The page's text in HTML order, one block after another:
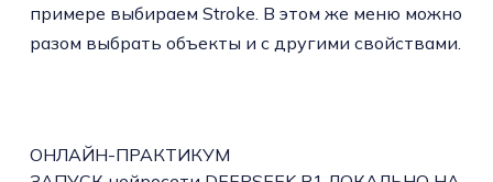
примере выбираем Stroke. В этом же меню можно
разом выбрать объекты и с другими свойствами.
ОНЛАЙН-ПРАКТИКУМ